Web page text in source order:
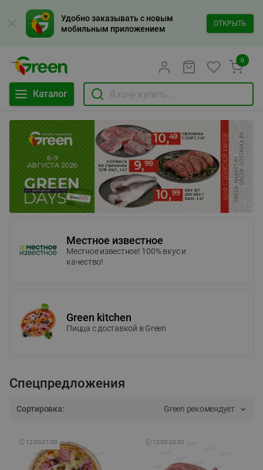
Удобно заказывать с новым
мобильным приложением
ОТКРЫТЬ
Каталог
0
Местное известное
Местное известное! 100% вкус и
качество!
Green kitchen
Пицца c доставкой в Green
Спецпредложения
Сортировка: Green рекомендует
🕘 12:00-21:00 🕘 12:00-20:00